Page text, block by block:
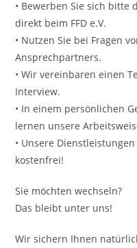
• Bewerben Sie sich bitte
direkt beim FFD e.V.
• Nutzen Sie bei Fragen
Ansprechpartners.
• Wir vereinbaren einen
Interview.
• In einem persönlichen
lernen unsere
• Unsere
kostenfrei!
Sie möchten wechseln?
Das bleibt unter uns!
Wir sichern Ihnen